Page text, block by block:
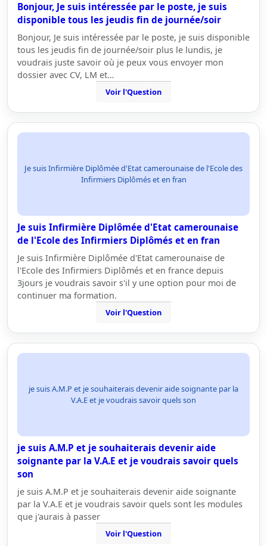
Bonjour, Je suis intéressée par le poste, je suis
disponible tous les jeudis fin de journée/soir
Bonjour, Je suis intéressée par le poste, je suis disponible
tous les jeudis fin de journée/soir plus le lundis, je
voudrais juste savoir où je peux vous envoyer mon
dossier avec CV, LM et…
Voir l'Question
Je suis Infirmière Diplômée d'Etat camerounaise de l'Ecole des
Infirmiers Diplômés et en fran
Je suis Infirmière Diplômée d'Etat camerounaise
de l'Ecole des Infirmiers Diplômés et en fran
Je suis Infirmière Diplômée d'Etat camerounaise de
l'Ecole des Infirmiers Diplômés et en france depuis
3jours je voudrais savoir s'il y une option pour moi de
continuer ma formation.
Voir l'Question
je suis A.M.P et je souhaiterais devenir aide soignante par la
V.A.E et je voudrais savoir quels son
je suis A.M.P et je souhaiterais devenir aide
soignante par la V.A.E et je voudrais savoir quels
son
je suis A.M.P et je souhaiterais devenir aide soignante
par la V.A.E et je voudrais savoir quels sont les modules
que j'aurais à passer
Voir l'Question